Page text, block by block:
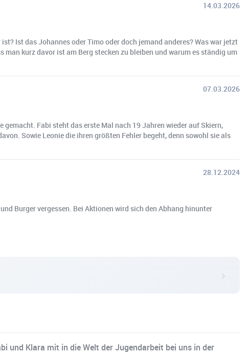
14.03.2026
Ist das Johannes oder Timo oder doch jemand anderes? Was war jetzt
man kurz davor ist am Berg stecken zu bleiben und warum es ständig um
07.03.2026
Fabi steht das erste Mal nach 19 Jahren wieder auf Skiern,
Sowie Leonie die ihren größten Fehler begeht, denn sowohl sie als
28.12.2024
Burger vergessen. Bei Aktionen wird sich den Abhang hinunter
und Klara mit in die Welt der Jugendarbeit bei uns in der